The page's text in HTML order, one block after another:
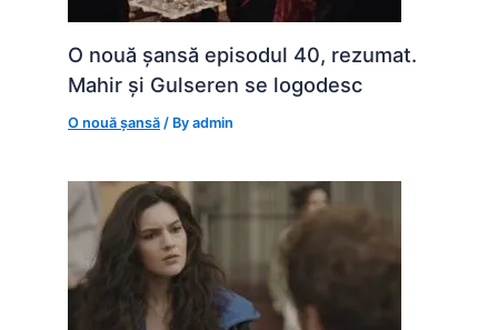
O nouă șansă episodul 40, rezumat.
Mahir și Gulseren se logodesc
O nouă șansă / Byadmin